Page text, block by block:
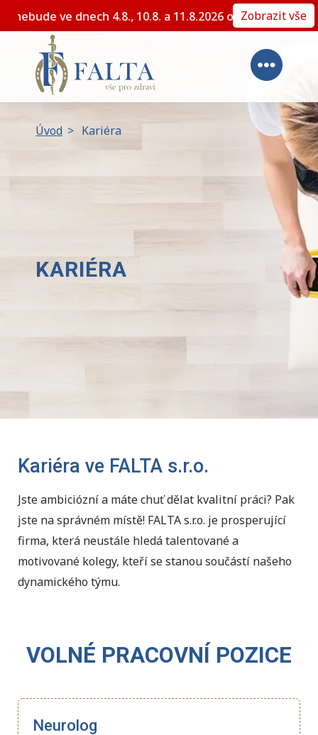
Z důvodu plánované dovolené nebude ve dnech 4.8.,
Zobrazit vše
Úvod > Kariéra
KARIÉRA
Kariéra ve FALTA s.r.o.
Jste ambiciózní a máte chuť dělat kvalitní práci? Pak
jste na správném místě! FALTA s.r.o. je prosperující
firma, která neustále hledá talentované a
motivované kolegy, kteří se stanou součástí našeho
dynamického týmu.
VOLNÉ PRACOVNÍ POZICE
Neurolog